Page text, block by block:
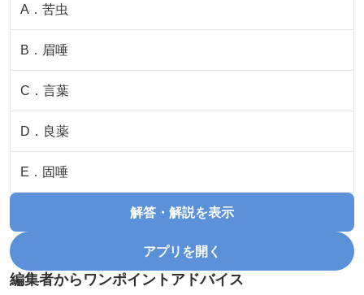
A ． 苦虫
B ． 眉唾
C ． 言葉
D ． 良薬
E ． 固唾
解答・解説を表示
アプリを開く
編集者からワンポイントアドバイス